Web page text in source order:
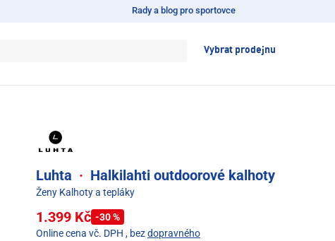
Rady a blog pro sportovce
Vybrat prodejnu
Luhta · Halkilahti outdoorové kalhoty
Ženy Kalhoty a tepláky
1.399 Kč -30 %
Online cena vč. DPH , bezdopravného